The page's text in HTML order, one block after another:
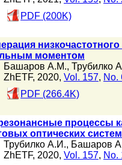
PDF (200K)
моментом
Башаров А.М., Трубилко
ZhETF, 2020, Vol. 157, No.
PDF (266.4K)
процессы
оптических систем
Трубилко А.И., Башаров
ZhETF, 2020, Vol. 157, No.